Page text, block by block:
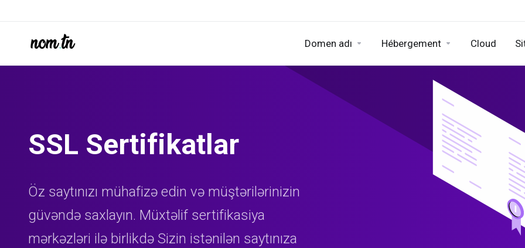
Domen adı Hébergement Cloud
SSL Sertifikatlar
Öz saytınızı mühafizə edin və müştərilərinizin
güvəndə saxlayın. Müxtəlif sertifikasiya
mərkəzləri ilə birlikdə Sizin istənilən saytınıza